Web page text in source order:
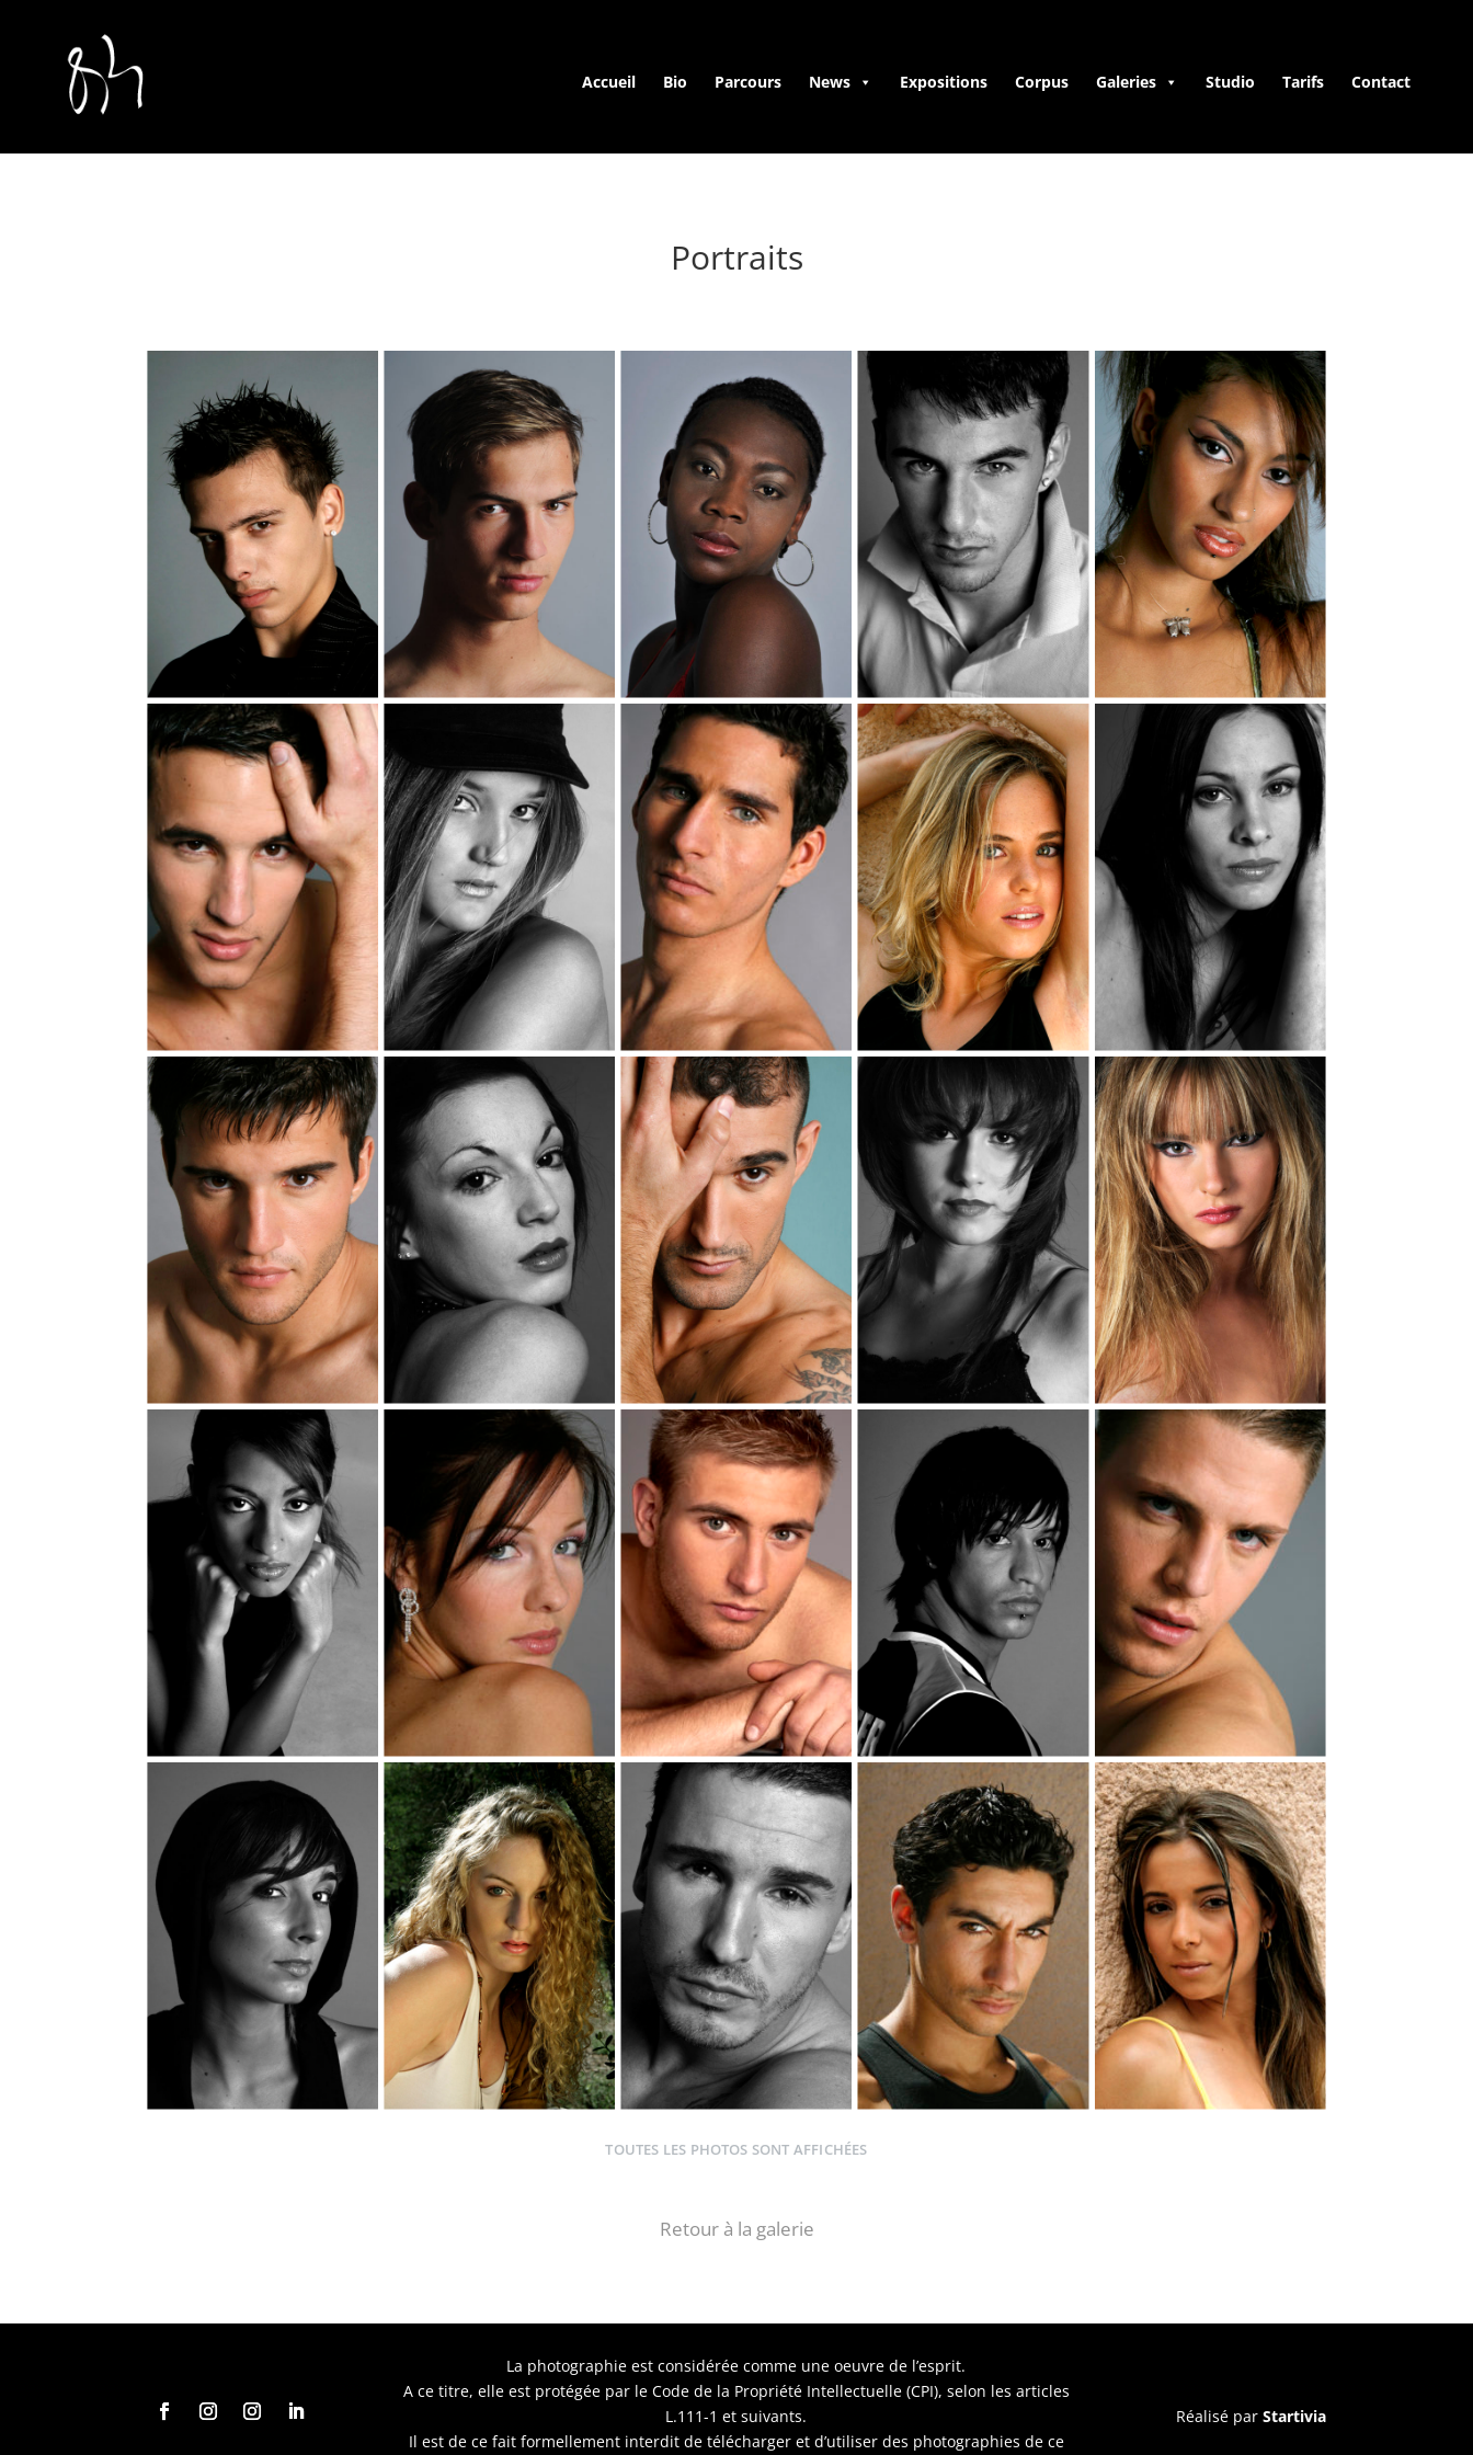
Accueil Bio Parcours News Expositions Corpus Galeries Studio Tarifs Contact
Portraits
TOUTES LES PHOTOS SONT AFFICHÉES
Retour à la galerie
La photographie est considérée comme une oeuvre de l’esprit.
A ce titre, elle est protégée par le Code de la Propriété Intellectuelle (CPI), selon les articles
L.111-1 et suivants.
Il est de ce fait formellement interdit de télécharger et d’utiliser des photographies de ce
Réalisé par Startivia